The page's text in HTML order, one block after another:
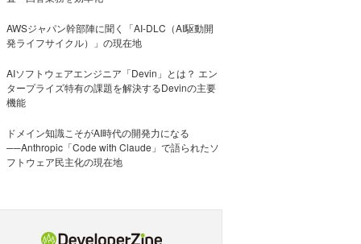
AWSジャパン幹部陣に聞く「AI-DLC（AI駆動開
発ライフサイクル）」の現在地
AIソフトウェアエンジニア「Devin」とは？ エン
タープライズ特有の課題を解決するDevinの主要
機能
ドメイン知識こそがAI時代の開発力になる
──Anthropic「Code with Claude」で語られたソ
フトウェア民主化の現在地